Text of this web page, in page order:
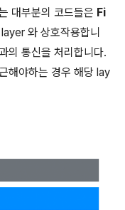
대부분의 코드들은 Fi
와 상호작용합니
통신을 처리합니다.
야하는 경우 해당 lay